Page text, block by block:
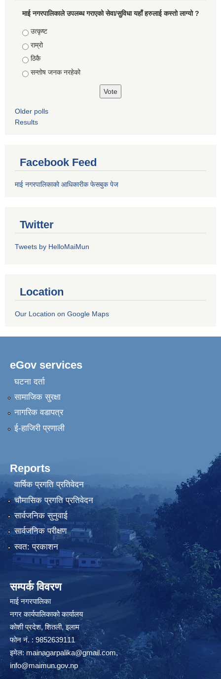
माई नगरपालिकाले उपलब्ध गराएको सेवा/सुविधा यहाँ हरुलाई कस्तो लाग्यो ?
Choices
उत्कृष्ट
राम्रो
ठिकै
सन्तोष जनक नरहेको
Older polls
Results
Facebook Feed
माई नगरपालिकाको आधिकारीक फेसबुक पेज
Twitter
Tweets by HelloMaiMun
Location
Our Location on Google Maps
eGov services
घटना दर्ता
सामाजिक सुरक्षा
नागरिक वडापत्र
ई-हाजिरी प्रणाली
Reports
वार्षिक प्रगति प्रतिवेदन
चौमासिक प्रगति प्रतिवेदन
सार्वजनिक सुनुवाई
सार्वजनिक परीक्षण
स्वत: प्रकाशन
सम्पर्क विवरण
माई नगरपालिका
नगर कार्यपालिकाको कार्यालय
कोशी प्रदेश, शितली, इलाम
फोन नं. : 9852639111
इमेल:mainagarpalika@gmail.com,
info@maimun.gov.np